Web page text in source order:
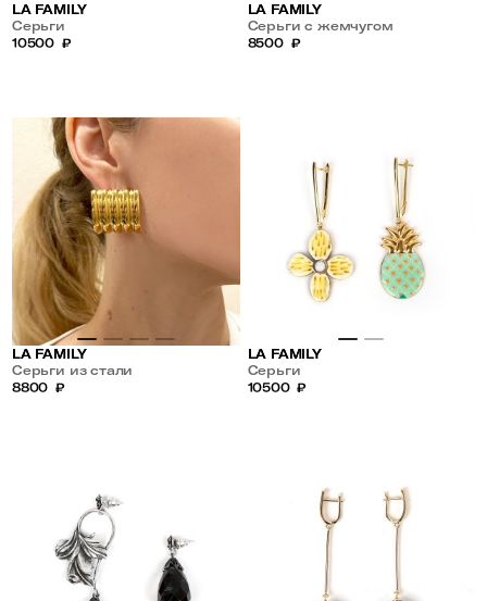
LA FAMILY
Серьги
10500 ₽
LA FAMILY
Серьги с жемчугом
8500 ₽
LA FAMILY
Серьги из стали
8800 ₽
LA FAMILY
Серьги
10500 ₽